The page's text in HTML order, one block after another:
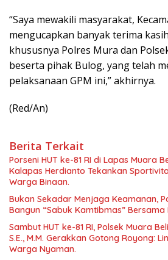
“Saya mewakili masyarakat,
mengucapkan banyak terima
khususnya Polres Mura dan
beserta pihak Bulog, yang telah
pelaksanaan GPM ini,” akhirnya.
(Red/An)
Berita Terkait
Porseni HUT ke-81 RI di Lapas Muara
Kalapas Herdianto Tekankan
Warga Binaan.
Bukan Sekadar Menjaga Keamanan,
Bangun “Sabuk Kamtibmas”
Sambut HUT ke-81 RI, Polsek Muara
S.E., M.M. Gerakkan Gotong Royong:
Warga Nyaman.